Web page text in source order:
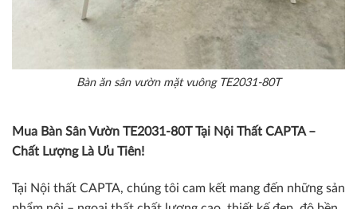
Bàn ăn sân vườn mặt vuông TE2031-80T
Mua Bàn Sân Vườn TE2031-80T Tại Nội Thất CAPTA –
Chất Lượng Là Ưu Tiên!
Tại Nội thất CAPTA, chúng tôi cam kết mang đến những sản